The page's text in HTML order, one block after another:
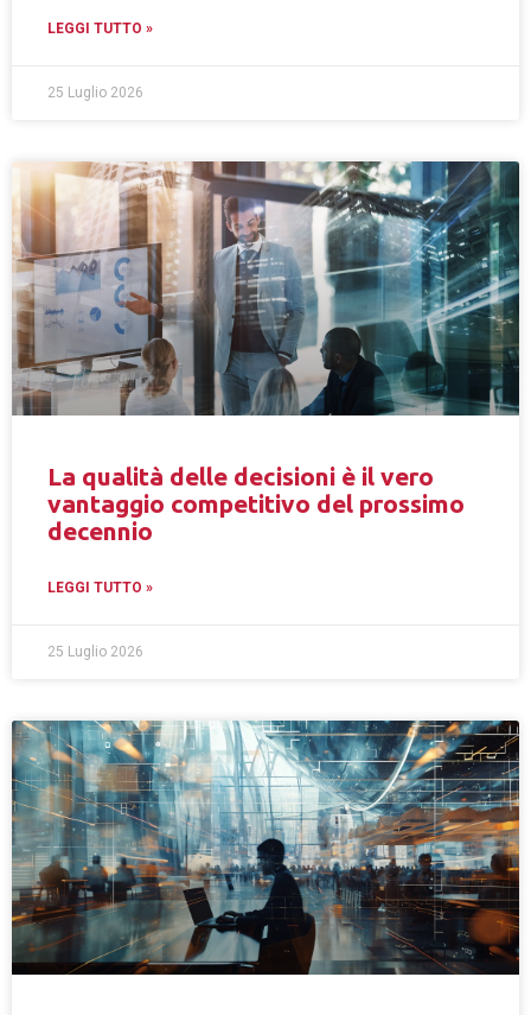
LEGGI TUTTO »
25 Luglio 2026
La qualità delle decisioni è il vero
vantaggio competitivo del prossimo
decennio
LEGGI TUTTO »
25 Luglio 2026